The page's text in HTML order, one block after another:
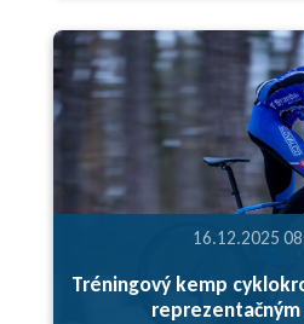
16.12.2025
Tréningový kemp